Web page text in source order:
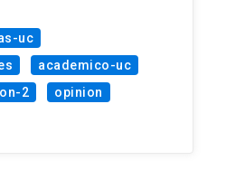
uc
academico-uc
2
opinion